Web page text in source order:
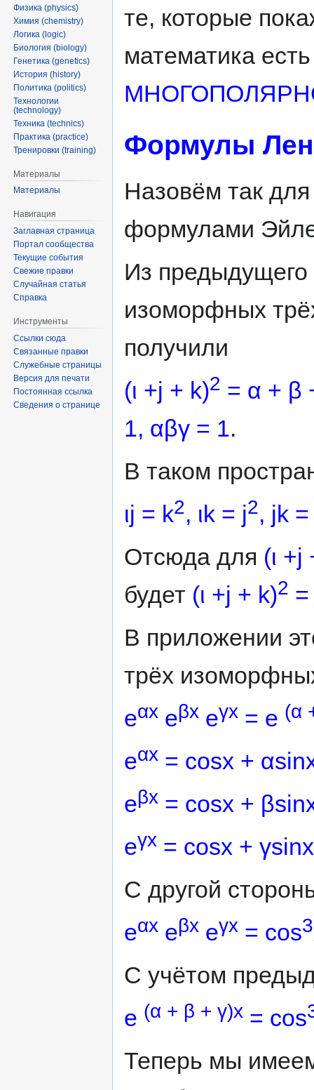
те, которые
математика
Формулы
Назовём так для
формулами
Из предыдущего
изоморфных
получили
(ι +j + k)2 = α + β
1, αβγ = 1.
В таком
ιj = k2, ιk = j2, jk =
Отсюда для (ι +j
будет (ι +j + k)2
В приложении
трёх
еαх еβх еγх = е (α
еαх = cosx +
еβх = cosx +
еγх = cosx + γsinx
С другой
еαх еβх еγх = cos3
С учётом
е (α + β + γ)x = cos
Теперь мы
Физика (physics)
Химия (chemistry)
Логика (logic)
Биология (biology)
Генетика (genetics)
История (history)
Политика (politics)
Технологии
(technology)
Техника (technics)
Практика (practice)
Тренировки (training)
Материалы
Материалы
Навигация
Заглавная страница
Портал сообщества
Текущие события
Свежие правки
Случайная статья
Справка
Инструменты
Ссылки сюда
Связанные правки
Служебные страницы
Версия для печати
Постоянная ссылка
Сведения о странице